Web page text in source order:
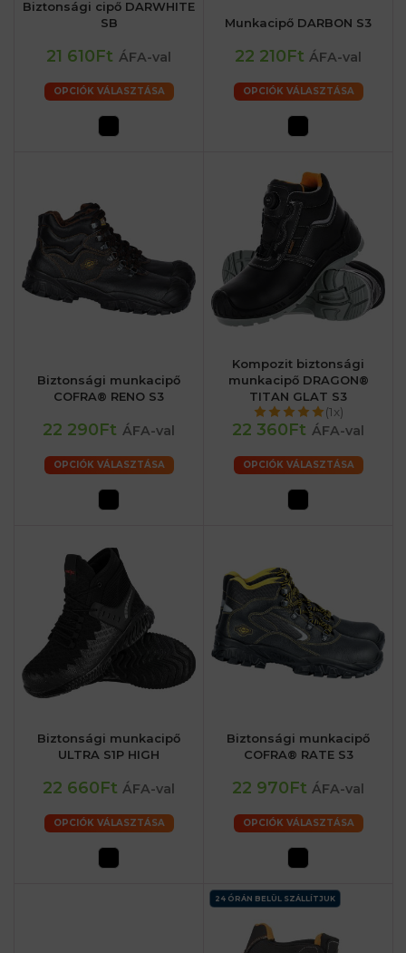
Biztonsági cipő DARWHITE
SB
21 610Ft ÁFA-val
OPCIÓK VÁLASZTÁSA
Munkacipő DARBON S3
22 210Ft ÁFA-val
OPCIÓK VÁLASZTÁSA
Biztonsági munkacipő
COFRA® RENO S3
22 290Ft ÁFA-val
OPCIÓK VÁLASZTÁSA
Kompozit biztonsági
munkacipő DRAGON®
TITAN GLAT S3
(1x)
22 360Ft ÁFA-val
OPCIÓK VÁLASZTÁSA
Biztonsági munkacipő
ULTRA S1P HIGH
22 660Ft ÁFA-val
OPCIÓK VÁLASZTÁSA
Biztonsági munkacipő
COFRA® RATE S3
22 970Ft ÁFA-val
OPCIÓK VÁLASZTÁSA
24 ÓRÁN BELÜL SZÁLLÍTJUK